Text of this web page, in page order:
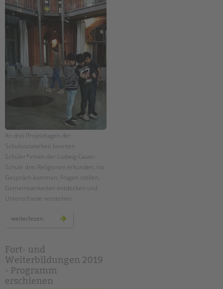
An drei Projekttagen der
Schulsozialarbeit konnten
Schüler*innen der Ludwig-Cauer-
Schule drei Religionen erkunden, ins
Gespräch kommen, Fragen stellen,
Gemeinsamkeiten entdecken und
Unterschiede verstehen.
weiterlesen
religionen
ein
projekt
an
der
ludwig-
cauer-
grundschule
Fort- und
Weiterbildungen 2019
- Programm
erschienen